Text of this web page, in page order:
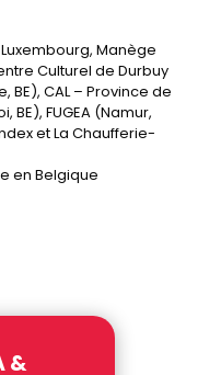
Manège
Culturel de Durbuy
BE), CAL – Province de
BE), FUGEA (Namur,
et La Chaufferie-
en Belgique
&